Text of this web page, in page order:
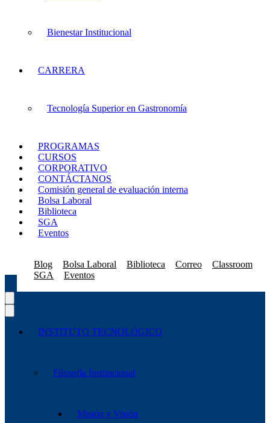
Bienestar Institucional
CARRERA
Tecnología Superior en Gastronomía
PROGRAMAS
CURSOS
CORPORATIVO
CONTÁCTANOS
Comisión general de evaluación interna
Bolsa Laboral
Biblioteca
SGA
Eventos
Blog Bolsa Laboral Biblioteca Correo
Classroom
SGA
Eventos
INSTITUTO TECNOLÓGICO
Filosofía Institucional
Misión y Visión